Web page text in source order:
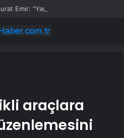
araçlara